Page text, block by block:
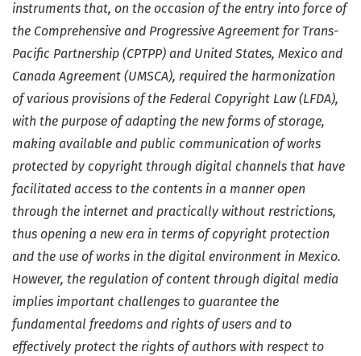
instruments that, on the occasion of the entry into force of
the Comprehensive and Progressive Agreement for Trans-
Pacific Partnership (CPTPP) and United States, Mexico and
Canada Agreement (UMSCA), required the harmonization
of various provisions of the Federal Copyright Law (LFDA),
with the purpose of adapting the new forms of storage,
making available and public communication of works
protected by copyright through digital channels that have
facilitated access to the contents in a manner open
through the internet and practically without restrictions,
thus opening a new era in terms of copyright protection
and the use of works in the digital environment in Mexico.
However, the regulation of content through digital media
implies important challenges to guarantee the
fundamental freedoms and rights of users and to
effectively protect the rights of authors with respect to